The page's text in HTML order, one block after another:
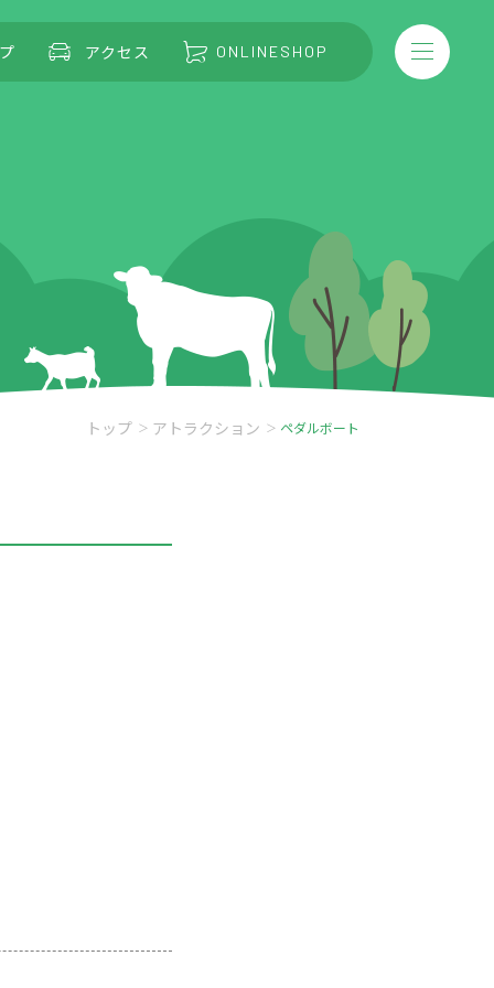
アクセス ONLINESHOP
トップ アトラクション ペダルボート